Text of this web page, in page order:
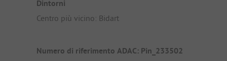
Dintorni
Centro più vicino: Bidart
Numero di riferimento ADAC: Pin_233502